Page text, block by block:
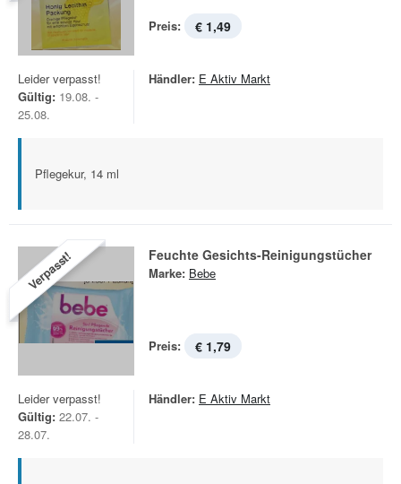
Preis: € 1,49
Leider verpasst!
Gültig: 19.08. -
25.08.
Händler: E Aktiv Markt
Pflegekur, 14 ml
Verpasst! Feuchte Gesichts-Reinigungstücher
Marke: Bebe
Preis: € 1,79
Leider verpasst!
Gültig: 22.07. -
28.07.
Händler: E Aktiv Markt